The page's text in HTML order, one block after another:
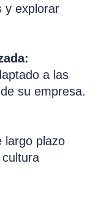
y explorar
a las
su empresa.
largo plazo